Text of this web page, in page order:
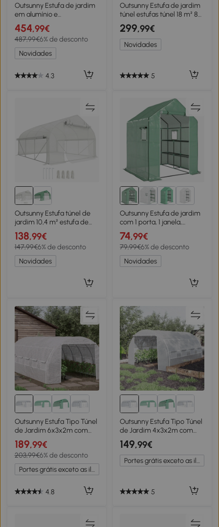
Outsunny Estufa de jardim
em alumínio e
policarbonato com
fundação, estufa com
janela regulável, porta de
correr 190x375x199cm
454,99€
487,99€6% de desconto
Novidades
4.3
Outsunny Estufa de jardim
túnel estufas túnel 18 m² 8
janelas 2 portas articuladas
lona PE estrutura em aço
galvanizado verde
299,99€
Novidades
5
Outsunny Estufa túnel de
jardim 10,4 m² estufa de
jardim anti-UV porta
enrolável com zíper janelas
com tela 350 x 300 x 200
cm branco
138,99€
147,99€6% de desconto
Novidades
1+
Outsunny Estufa de jardim
com 1 porta, 1 janela,
prateleiras de 3 níveis para
Legumes Plantas Flores
Toldo PE 140 x 143 x 190 cm
74,99€
79,99€6% de desconto
Novidades
Outsunny Estufa Tipo Túnel
de Jardim 6x3x2m com
Porta Enrolável 12 Janelas
Cobertura de PE 140g/m² e
Metal Galvanizado para
Cultivos de Plantas
Verduras Branco
189,99€
203,99€6% de desconto
Portes grátis exceto as ilhas
4.8
Outsunny Estufa Tipo Túnel
de Jardim 4x3x2m com
Porta Enrolável 8 Janelas
Cobertura de PE 140g/m² e
Metal Galvanizado para
Cultivos de Plantas
149,99€
Portes grátis exceto as ilhas
5